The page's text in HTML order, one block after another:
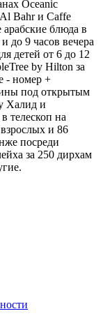
Oceanic
Bahr и Caffe
блюда в
до 9 часов вечера
детей от 6 до 12
by Hilton за
- номер +
под открытым
Халид и
телескоп на
и 86
посреди
за 250 дирхам